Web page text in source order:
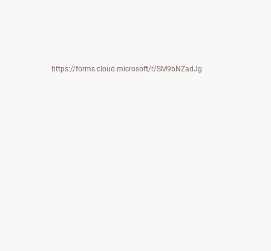
https://forms.cloud.microsoft/r/SM9bNZadJg